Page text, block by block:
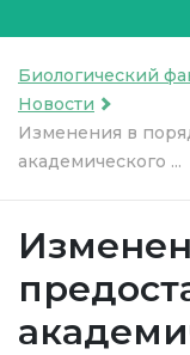
Биологический
Новости
Изменения в
академического ...